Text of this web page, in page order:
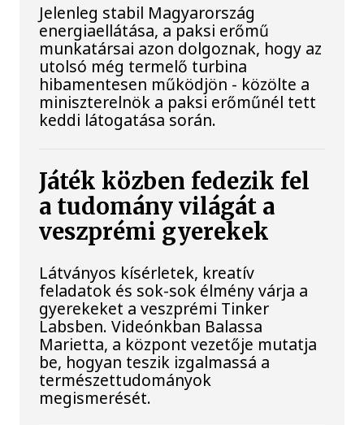
Jelenleg stabil Magyarország
energiaellátása, a paksi erőmű
munkatársai azon dolgoznak, hogy az
utolsó még termelő turbina
hibamentesen működjön - közölte a
miniszterelnök a paksi erőműnél tett
keddi látogatása során.
Játék közben fedezik fel
a tudomány világát a
veszprémi gyerekek
Látványos kísérletek, kreatív
feladatok és sok-sok élmény várja a
gyerekeket a veszprémi Tinker
Labsben. Videónkban Balassa
Marietta, a központ vezetője mutatja
be, hogyan teszik izgalmassá a
természettudományok
megismerését.